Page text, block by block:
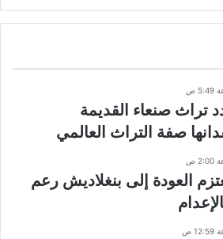
صنعاء القديمة
صفة التراث العالمي
العودة إلى بنغلاديش رعم